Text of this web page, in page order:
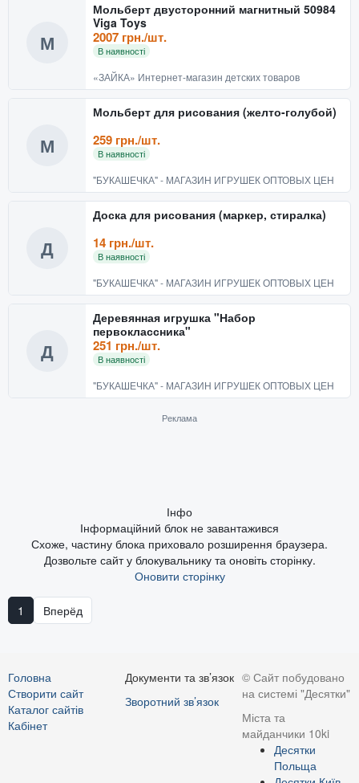
М
Мольберт двусторонний магнитный 50984
Viga Toys
2007 грн./шт.
В наявності
«ЗАЙКА» Интернет-магазин детских товаров
М
Мольберт для рисования (желто-голубой)
259 грн./шт.
В наявності
"БУКАШЕЧКА" - МАГАЗИН ИГРУШЕК ОПТОВЫХ ЦЕН
Д
Доска для рисования (маркер, стиралка)
14 грн./шт.
В наявності
"БУКАШЕЧКА" - МАГАЗИН ИГРУШЕК ОПТОВЫХ ЦЕН
Д
Деревянная игрушка "Набор
первоклассника"
251 грн./шт.
В наявності
"БУКАШЕЧКА" - МАГАЗИН ИГРУШЕК ОПТОВЫХ ЦЕН
Реклама
Інфо
Інформаційний блок не завантажився
Схоже, частину блока приховало розширення браузера.
Дозвольте сайт у блокувальнику та оновіть сторінку.
Оновити сторінку
1 Вперёд
Головна
Створити сайт
Каталог сайтів
Кабінет
Документи та зв’язок
Зворотний зв’язок
© Сайт побудовано
на системі "Десятки"
Міста та
майданчики 10ki
Десятки
Польща